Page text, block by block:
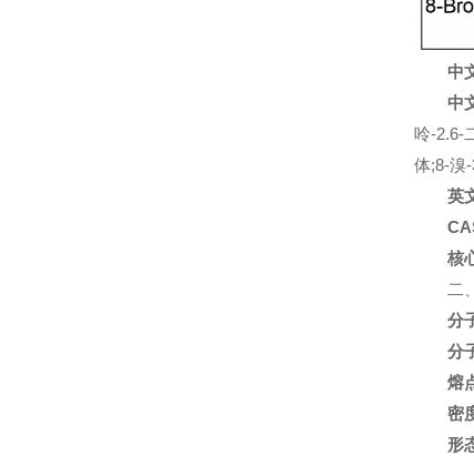
中
中
呤-2.6-
体;8-溴
英
核
二、
分
分
熔
密
形